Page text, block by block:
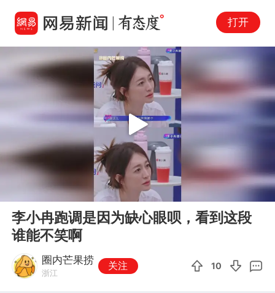
打开
Play
李小冉跑调是因为缺心眼呗，看到这段
谁能不笑啊
圈内芒果捞
浙江
关注 10